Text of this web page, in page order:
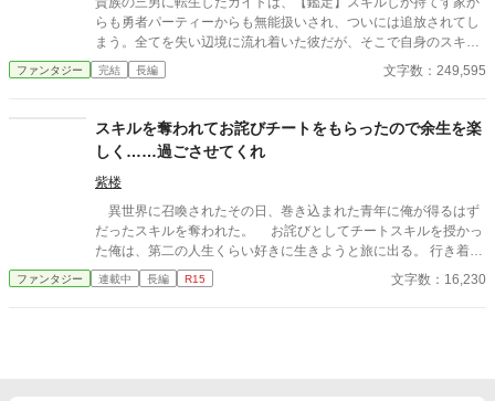
復元】には、壊れた神器を本来の姿へ戻す力があった。 聖剣、神
盾、魔導鎧、古代要塞――。 捨てられた神器を直すたび、最強の
美少女が仲間になっていく。 これは無能扱いされた修理師が、愛
の重い神器たちと辺境工房を築き、やがて壊れかけた世界まで修
らも勇者パーティーからも無能扱いされ、ついには追放されてし
まう。全てを失い辺境に流れ着いた彼だが、そこで自身のスキル
が万物の情報を読み解く最強スキル【万物解析】だと覚醒する！
隠された才能を見抜いて助けた美少女エルフや獣人と共に、カイ
物を従え、着実に力をつけていく。一方、カイトを切り捨てた元
パーティーと王国は凋落の一途を辿り、彼の築いた豊かさに気づ
くが……もう遅い！ 不遇から成り上がる、痛快な逆転劇と辺境ス
ローライフ（？）が今、始まる！
ファンタジー 完結 長編 文字数：249,595
スキルを奪われてお詫びチートをもらったので余生を楽
しく……過ごさせてくれ
紫楼
異世界に召喚されたその日、巻き込まれた青年に俺が得るはず
だったスキルを奪われた。 お詫びとしてチートスキルを授かっ
た俺は、第二の人生くらい好きに生きようと旅に出る。 行き着い
た先は、寂れた町の場末の酒場だ。 なぜか客は男ばかりだが、
日雇い冒険者や恐妻家の肉屋たちとの気楽な毎日は悪くない。
ファンタジー 連載中 長編 R15 文字数：16,230